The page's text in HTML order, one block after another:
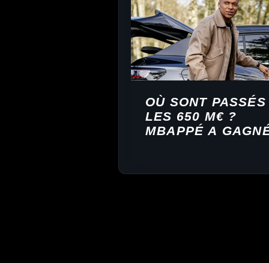
OÙ SONT PASSÉS
LES 650 M€ ?
MBAPPÉ A
LA FORTUNE